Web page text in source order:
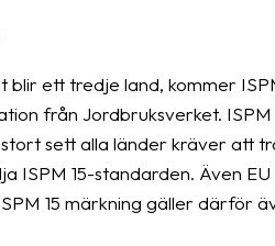
ett tredje land, kommer
från Jordbruksverket.
sett alla länder kräver att
ISPM 15-standarden. Även
15 märkning gäller därför